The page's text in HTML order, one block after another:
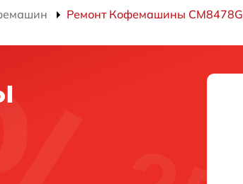
Ремонт Кофемашины CM8478G